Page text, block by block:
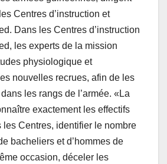
Centres d’instruction et
Dans les Centres d’instruction
les experts de la mission
physiologique et
nouvelles recrues, afin de les
les rangs de l’armée. «La
exactement les effectifs
les Centres, identifier le nombre
bacheliers et d’hommes de
occasion, déceler les